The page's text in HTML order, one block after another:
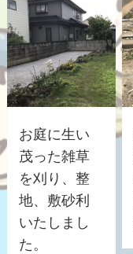
お庭に生い
茂った雑草
を刈り、整
地、敷砂利
いたしまし
た。